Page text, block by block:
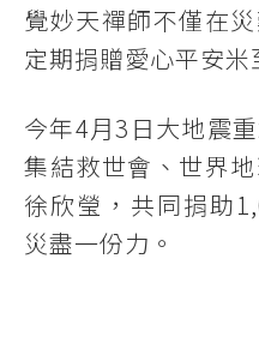
覺妙天禪師不僅在
定期捐贈愛心平安米
今年4月3日大地震
集結救世會、世界
徐欣瑩，共同捐助
災盡一份力。